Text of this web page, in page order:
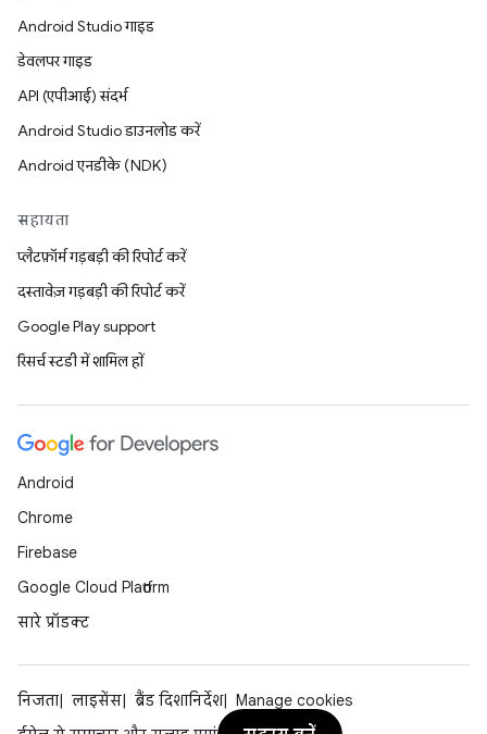
Android Studio गाइड
डेवलपर गाइड
API (एपीआई) संदर्भ
Android Studio डाउनलोड करें
Android एनडीके (NDK)
सहायता
प्लैटफ़ॉर्म गड़बड़ी की रिपोर्ट करें
दस्तावेज़ गड़बड़ी की रिपोर्ट करें
Google Play support
रिसर्च स्टडी में शामिल हों
Android
Chrome
Firebase
Google Cloud Platform
सारे प्रॉडक्ट
निजता लाइसेंस ब्रैंड दिशानिर्देश
Manage cookies